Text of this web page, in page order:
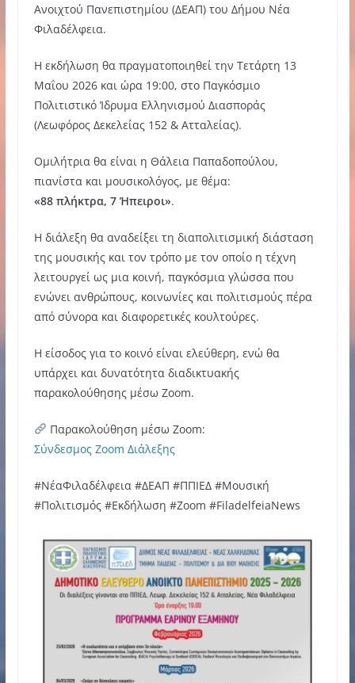
Ανοιχτού Πανεπιστημίου (ΔΕΑΠ) του Δήμου Νέα
Φιλαδέλφεια.
Η εκδήλωση θα πραγματοποιηθεί την Τετάρτη 13
Μαΐου 2026 και ώρα 19:00, στο Παγκόσμιο
Πολιτιστικό Ίδρυμα Ελληνισμού Διασποράς
(Λεωφόρος Δεκελείας 152 & Ατταλείας).
Ομιλήτρια θα είναι η Θάλεια Παπαδοπούλου,
πιανίστα και μουσικολόγος, με θέμα:
«88 πλήκτρα, 7 Ήπειροι».
Η διάλεξη θα αναδείξει τη διαπολιτισμική διάσταση
της μουσικής και τον τρόπο με τον οποίο η τέχνη
λειτουργεί ως μια κοινή, παγκόσμια γλώσσα που
ενώνει ανθρώπους, κοινωνίες και πολιτισμούς πέρα
από σύνορα και διαφορετικές κουλτούρες.
Η είσοδος για το κοινό είναι ελεύθερη, ενώ θα
υπάρχει και δυνατότητα διαδικτυακής
παρακολούθησης μέσω Zoom.
Παρακολούθηση μέσω Zoom:
Σύνδεσμος Zoom Διάλεξης
#ΝέαΦιλαδέλφεια #ΔΕΑΠ #ΠΠΙΕΔ #Μουσική
#Πολιτισμός #Εκδήλωση #Zoom #FiladelfeiaNews